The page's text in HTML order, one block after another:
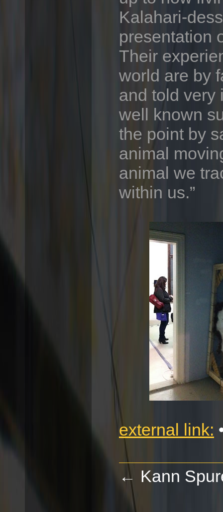
Kalahari-
presentation
Their
world are by
and told very
well known
the point by
animal
animal we
within us.”
external link:
← Kann